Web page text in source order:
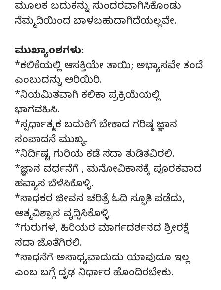
ಮೂಲಕ ಬದುಕನ್ನು ಸುಂದರವಾಗಿಸಿಕೊಂಡು
ನೆಮ್ಮದಿಯಿಂದ ಬಾಳಬಹುದಾಗಿದೆಯಲ್ಲವೇ.
ಮುಖ್ಯಾಂಶಗಳು:
*ಕಲಿಕೆಯಲ್ಲಿ ಆಸಕ್ತಿಯೇ ತಾಯಿ; ಅಭ್ಯಾಸವೇ ತಂದೆ
ಎಂಬುದನ್ನು ಅರಿಯಿರಿ.
*ನಿಯಮಿತವಾಗಿ ಕಲಿಕಾ ಪ್ರಕ್ರಿಯೆಯಲ್ಲಿ
ಭಾಗವಹಿಸಿ.
*ಸ್ಪರ್ಧಾತ್ಮಕ ಬದುಕಿಗೆ ಬೇಕಾದ ಗರಿಷ್ಠ ಜ್ಞಾನ
ಸಂಪಾದನೆ ಮುಖ್ಯ.
*ನಿರ್ದಿಷ್ಟ ಗುರಿಯ ಕಡೆ ಸದಾ ತುಡಿತವಿರಲಿ.
*ಜ್ಞಾನ ವರ್ಧನೆಗೆ , ಮನೋವಿಕಾಸಕ್ಕೆ ಪೂರಕವಾದ
ಹವ್ಯಾಸ ಬೆಳೆಸಿಕೊಳ್ಳಿ.
*ಸಾಧಕರ ಜೀವನ ಚರಿತ್ರೆ ಓದಿ ಸ್ಫೂರ್ತಿ ಪಡೆದು,
ಆತ್ಮವಿಶ್ವಾಸ ವೃದ್ಧಿಸಿಕೊಳ್ಳಿ.
*ಗುರುಗಳ, ಹಿರಿಯರ ಮಾರ್ಗದರ್ಶನದ ಶ್ರೀರಕ್ಷೆ
ಸದಾ ಜೊತೆಗಿರಲಿ.
*ಸಾಧನೆಗೆ ಅಸಾಧ್ಯವಾದುದು ಯಾವುದೂ ಇಲ್ಲ
ಎಂಬ ಬಗ್ಗೆ ದೃಢ ನಿರ್ಧಾರ ಹೊಂದಿರಬೇಕು.